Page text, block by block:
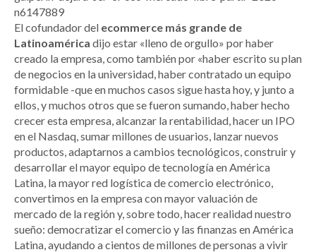
n6147889
El cofundador del ecommerce más grande de
Latinoamérica dijo estar «lleno de orgullo» por haber
creado la empresa, como también por «haber escrito su plan
de negocios en la universidad, haber contratado un equipo
formidable -que en muchos casos sigue hasta hoy, y junto a
ellos, y muchos otros que se fueron sumando, haber hecho
crecer esta empresa, alcanzar la rentabilidad, hacer un IPO
en el Nasdaq, sumar millones de usuarios, lanzar nuevos
productos, adaptarnos a cambios tecnológicos, construir y
desarrollar el mayor equipo de tecnología en América
Latina, la mayor red logística de comercio electrónico,
convertimos en la empresa con mayor valuación de
mercado de la región y, sobre todo, hacer realidad nuestro
sueño: democratizar el comercio y las finanzas en América
Latina, ayudando a cientos de millones de personas a vivir